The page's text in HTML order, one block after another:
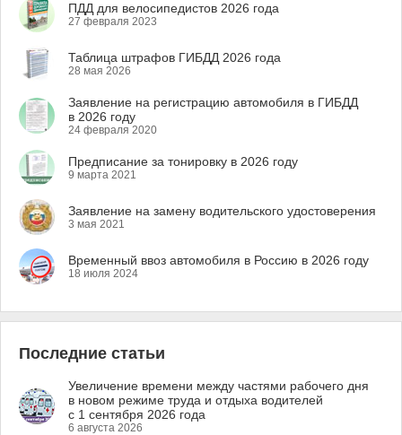
ПДД для велосипедистов 2026 года
27 февраля 2023
Таблица штрафов ГИБДД 2026 года
28 мая 2026
Заявление на регистрацию автомобиля в ГИБДД
в 2026 году
24 февраля 2020
Предписание за тонировку в 2026 году
9 марта 2021
Заявление на замену водительского удостоверения
3 мая 2021
Временный ввоз автомобиля в Россию в 2026 году
18 июля 2024
Последние статьи
Увеличение времени между частями рабочего дня
в новом режиме труда и отдыха водителей
с 1 сентября 2026 года
6 августа 2026